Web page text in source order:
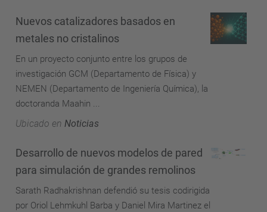
Nuevos catalizadores basados ​​en
metales no cristalinos
En un proyecto conjunto entre los grupos de
investigación GCM (Departamento de Física) y
NEMEN (Departamento de Ingeniería Química), la
doctoranda Maahin ...
Ubicado en Noticias
Desarrollo de nuevos modelos de pared
para simulación de grandes remolinos
Sarath Radhakrishnan defendió su tesis codirigida
por Oriol Lehmkuhl Barba y Daniel Mira Martinez el